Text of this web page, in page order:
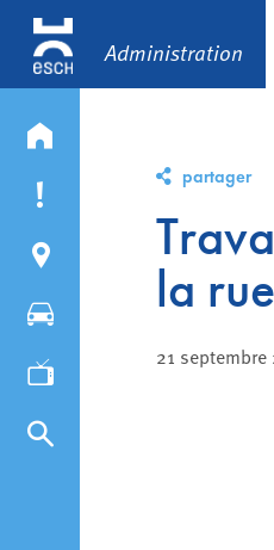
Administration
partager
la
21 septembre